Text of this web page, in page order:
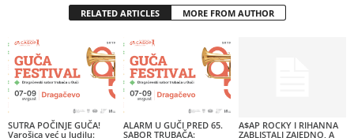
RELATED ARTICLES MORE FROM AUTHOR
SUTRA POČINJE GUČA!
Varošica već u ludilu:
ALARM U GUČI PRED 65.
SABOR TRUBAČA:
A$AP ROCKY I RIHANNA
ZABLISTALI ZAJEDNO, A